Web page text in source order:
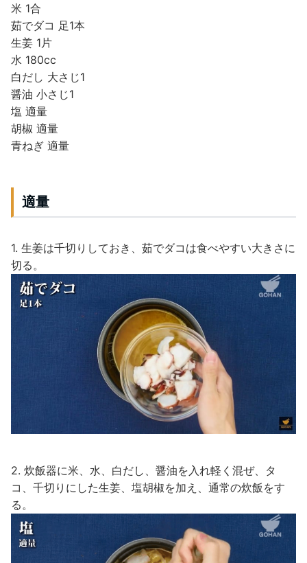
米 1合
茹でダコ 足1本
生姜 1片
水 180cc
白だし 大さじ1
醤油 小さじ1
塩 適量
胡椒 適量
青ねぎ 適量
適量
1. 生姜は千切りしておき、茹でダコは食べやすい大きさに
切る。
2. 炊飯器に米、水、白だし、醤油を入れ軽く混ぜ、タ
コ、千切りにした生姜、塩胡椒を加え、通常の炊飯をす
る。